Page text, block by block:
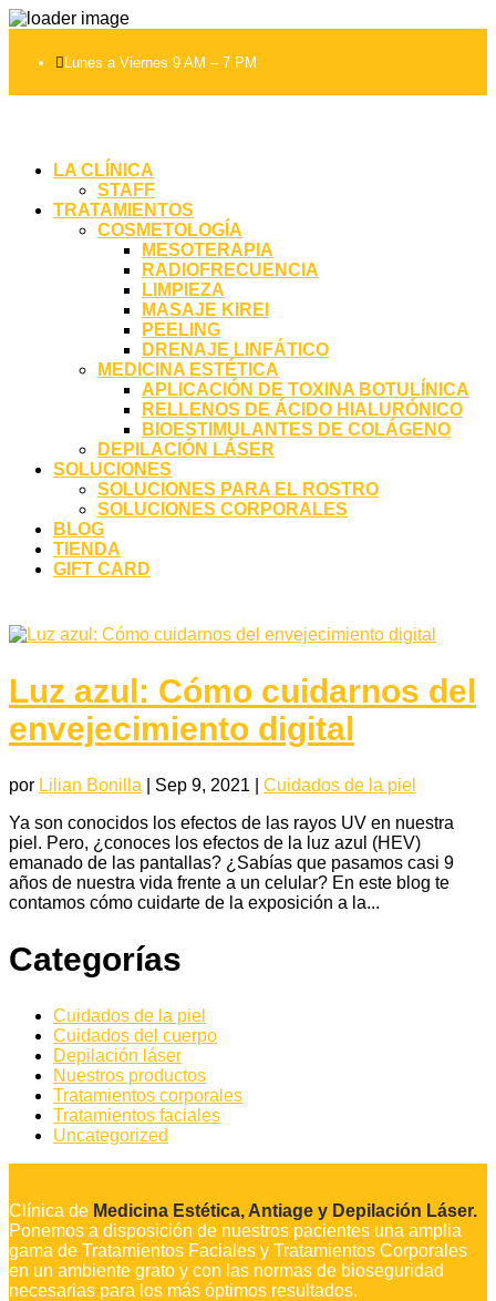
 Lunes a Viernes 9 AM – 7 PM
LA CLÍNICA
STAFF
TRATAMIENTOS
COSMETOLOGÍA
MESOTERAPIA
RADIOFRECUENCIA
LIMPIEZA
MASAJE KIREI
PEELING
DRENAJE LINFÁTICO
MEDICINA ESTÉTICA
APLICACIÓN DE TOXINA BOTULÍNICA
RELLENOS DE ÁCIDO HIALURÓNICO
BIOESTIMULANTES DE COLÁGENO
DEPILACIÓN LÁSER
SOLUCIONES
SOLUCIONES PARA EL ROSTRO
SOLUCIONES CORPORALES
BLOG
TIENDA
GIFT CARD
Luz azul: Cómo cuidarnos del
envejecimiento digital
por Lilian Bonilla Sep 9, 2021
Cuidados de la piel
Ya son conocidos los efectos de las rayos UV en nuestra
piel. Pero, ¿conoces los efectos de la luz azul (HEV)
emanado de las pantallas? ¿Sabías que pasamos casi 9
años de nuestra vida frente a un celular? En este blog te
contamos cómo cuidarte de la exposición a la...
Categorías
Cuidados de la piel
Cuidados del cuerpo
Depilación láser
Nuestros productos
Tratamientos corporales
Tratamientos faciales
Uncategorized
Clínica de Medicina Estética, Antiage y Depilación Láser.
Ponemos a disposición de nuestros pacientes una amplia
gama de Tratamientos Faciales y Tratamientos Corporales
en un ambiente grato y con las normas de bioseguridad
necesarias para los más óptimos resultados.